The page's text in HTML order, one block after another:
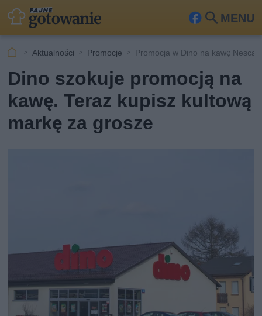
MENU
Fa
ook
Szu
kaj
Aktualności Promocje Promocja w Dino na kawę
Dino szokuje promocją na
kawę. Teraz kupisz kultową
markę za grosze